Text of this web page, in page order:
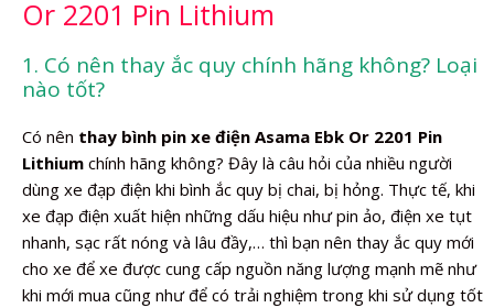
Or 2201 Pin Lithium
1. Có nên thay ắc quy chính hãng không? Loại
nào tốt?
Có nên thay bình pin xe điện Asama Ebk Or 2201 Pin
Lithium chính hãng không? Đây là câu hỏi của nhiều người
dùng xe đạp điện khi bình ắc quy bị chai, bị hỏng. Thực tế, khi
xe đạp điện xuất hiện những dấu hiệu như pin ảo, điện xe tụt
nhanh, sạc rất nóng và lâu đầy,… thì bạn nên thay ắc quy mới
cho xe để xe được cung cấp nguồn năng lượng mạnh mẽ như
khi mới mua cũng như để có trải nghiệm trong khi sử dụng tốt